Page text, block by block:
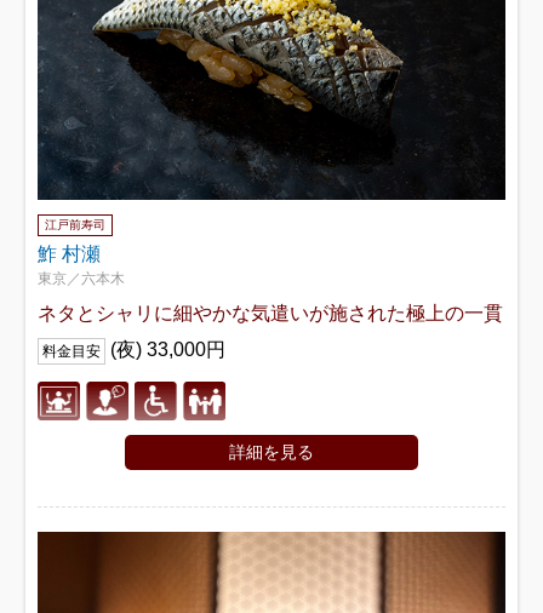
江戸前寿司
鮓 村瀬
東京／六本木
ネタとシャリに細やかな気遣いが施された極上の一貫
料金目安 (夜) 33,000円
詳細を見る